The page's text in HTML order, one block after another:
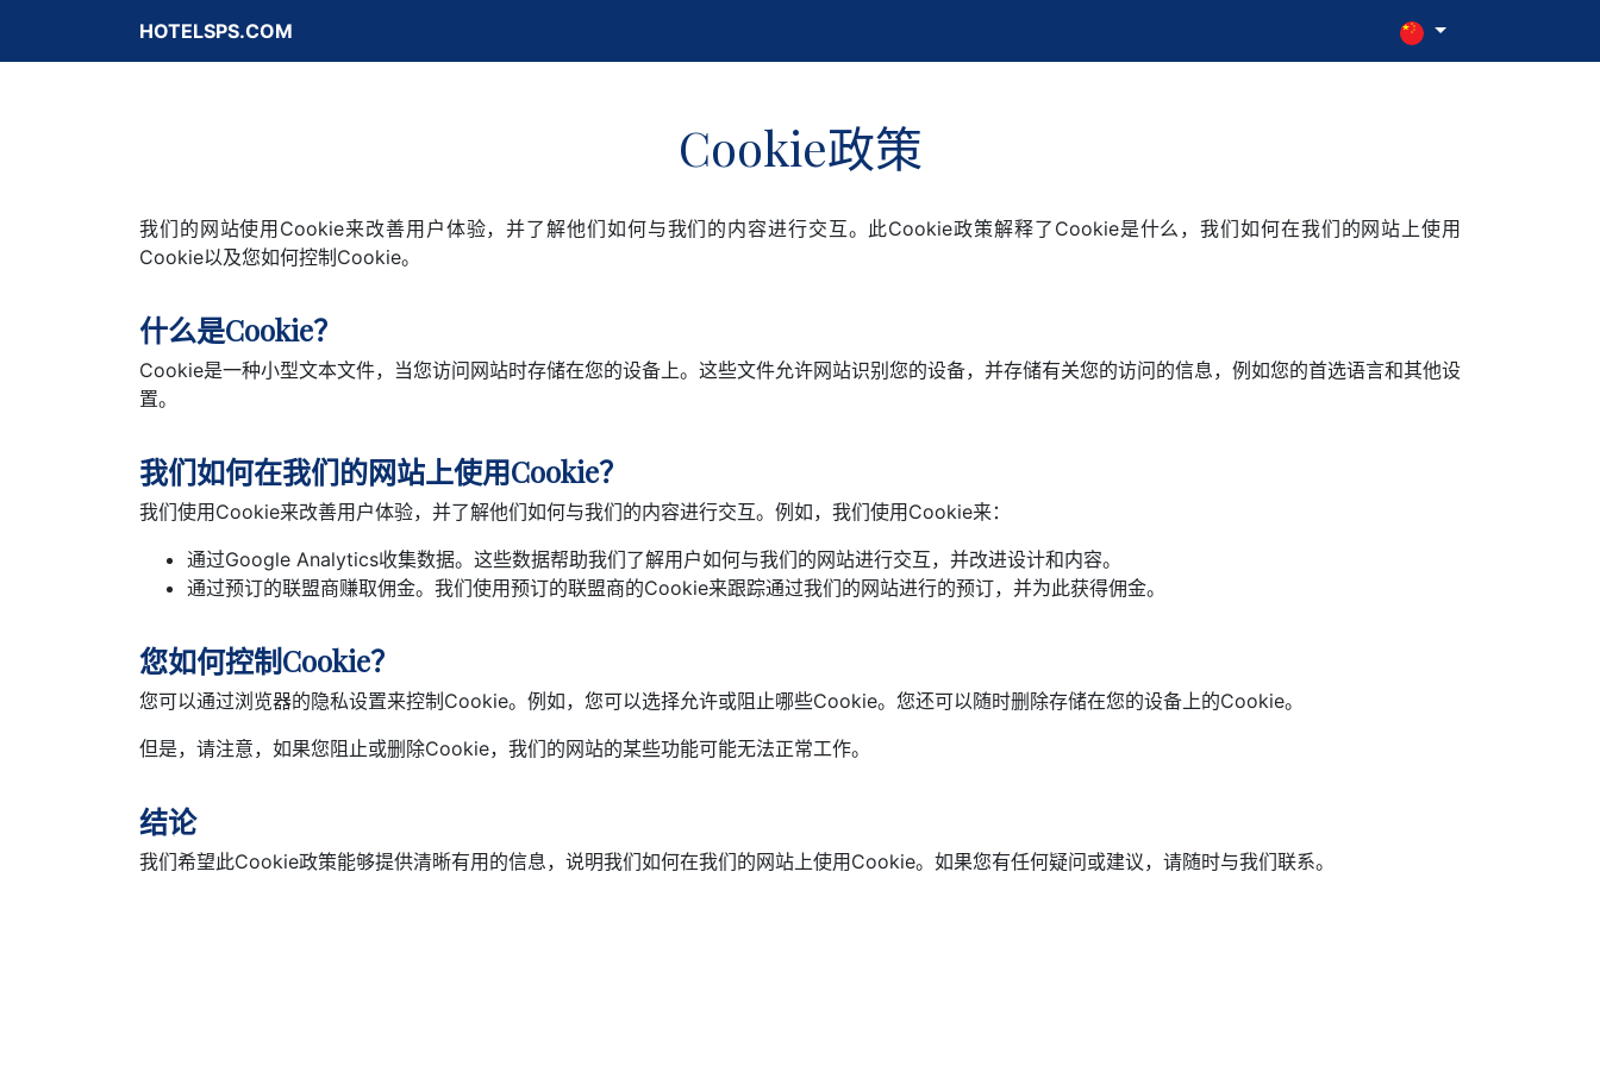
HOTELSPS.COM
Cookie政策
我们的网站使用Cookie来改善用户体验，并了解他们如何与我们的内容进行交互。此Cookie政策解释了Cookie是什么，我们如何在我们的网站上使用
Cookie以及您如何控制Cookie。
什么是Cookie？
Cookie是一种小型文本文件，当您访问网站时存储在您的设备上。这些文件允许网站识别您的设备，并存储有关您的访问的信息，例如您的首选语言和其他设
置。
我们如何在我们的网站上使用Cookie？
我们使用Cookie来改善用户体验，并了解他们如何与我们的内容进行交互。例如，我们使用Cookie来：
通过Google Analytics收集数据。这些数据帮助我们了解用户如何与我们的网站进行交互，并改进设计和内容。
通过预订的联盟商赚取佣金。我们使用预订的联盟商的Cookie来跟踪通过我们的网站进行的预订，并为此获得佣金。
您如何控制Cookie？
您可以通过浏览器的隐私设置来控制Cookie。例如，您可以选择允许或阻止哪些Cookie。您还可以随时删除存储在您的设备上的Cookie。
但是，请注意，如果您阻止或删除Cookie，我们的网站的某些功能可能无法正常工作。
结论
我们希望此Cookie政策能够提供清晰有用的信息，说明我们如何在我们的网站上使用Cookie。如果您有任何疑问或建议，请随时与我们联系。